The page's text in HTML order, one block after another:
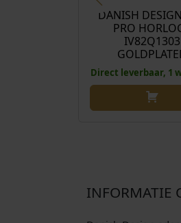
DANISH
PRO
IV82Q1303
Direct leverbaar, 1
INFORMATIE